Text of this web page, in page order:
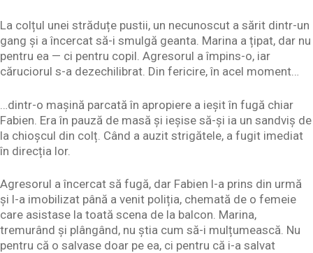
La colțul unei străduțe pustii, un necunoscut a sărit dintr-un
gang și a încercat să-i smulgă geanta. Marina a țipat, dar nu
pentru ea — ci pentru copil. Agresorul a împins-o, iar
căruciorul s-a dezechilibrat. Din fericire, în acel moment…
…dintr-o mașină parcată în apropiere a ieșit în fugă chiar
Fabien. Era în pauză de masă și ieșise să-și ia un sandviș de
la chioșcul din colț. Când a auzit strigătele, a fugit imediat
în direcția lor.
Agresorul a încercat să fugă, dar Fabien l-a prins din urmă
și l-a imobilizat până a venit poliția, chemată de o femeie
care asistase la toată scena de la balcon. Marina,
tremurând și plângând, nu știa cum să-i mulțumească. Nu
pentru că o salvase doar pe ea, ci pentru că i-a salvat